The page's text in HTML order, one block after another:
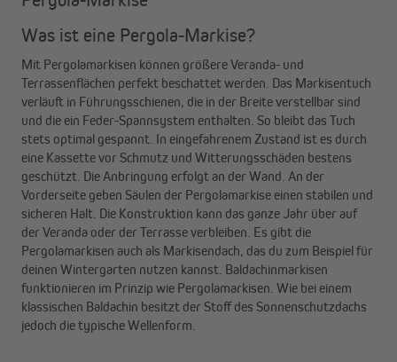
Was ist eine Pergola-Markise?
Mit Pergolamarkisen können größere Veranda- und
Terrassenflächen perfekt beschattet werden. Das Markisentuch
verläuft in Führungsschienen, die in der Breite verstellbar sind
und die ein Feder-Spannsystem enthalten. So bleibt das Tuch
stets optimal gespannt. In eingefahrenem Zustand ist es durch
eine Kassette vor Schmutz und Witterungsschäden bestens
geschützt. Die Anbringung erfolgt an der Wand. An der
Vorderseite geben Säulen der Pergolamarkise einen stabilen und
sicheren Halt. Die Konstruktion kann das ganze Jahr über auf
der Veranda oder der Terrasse verbleiben. Es gibt die
Pergolamarkisen auch als Markisendach, das du zum Beispiel für
deinen Wintergarten nutzen kannst. Baldachinmarkisen
funktionieren im Prinzip wie Pergolamarkisen. Wie bei einem
klassischen Baldachin besitzt der Stoff des Sonnenschutzdachs
jedoch die typische Wellenform.